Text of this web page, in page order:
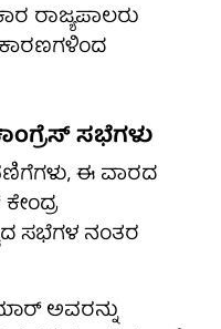
ರಾಜ್ಯಪಾಲರು
ಸಭೆಗಳು
ಈ ವಾರದ
ಸಭೆಗಳ ನಂತರ
ಅವರನ್ನು